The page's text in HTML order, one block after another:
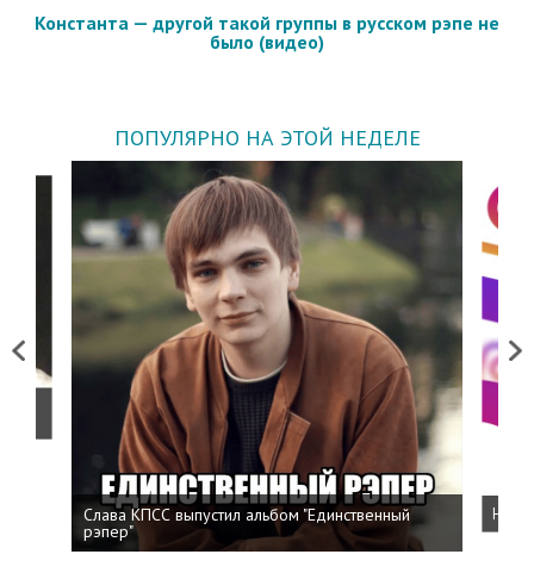
Константа — другой такой группы в русском рэпе не
было (видео)
ПОПУЛЯРНО НА ЭТОЙ НЕДЕЛЕ
Previous
Слава КПСС выпустил альбом "Единственный
рэпер"
Next